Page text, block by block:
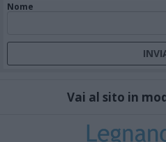
Nome
Vai al sito in